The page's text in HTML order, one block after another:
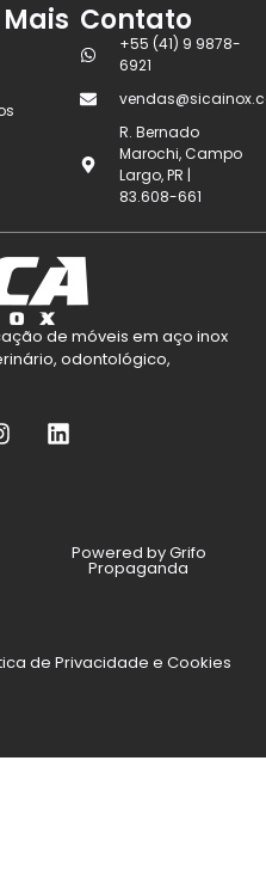
Contato
+55 (41) 9 9878-
6921
R. Bernado
Marochi, Campo
Largo, PR |
83.608-661
de móveis em aço inox
odontológico,
Powered by Grifo
Propaganda
de Privacidade e Cookies